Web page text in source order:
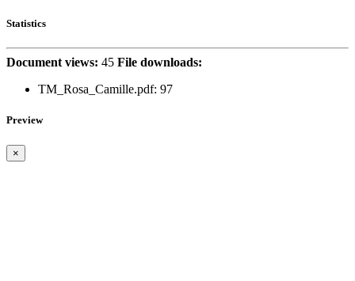
Statistics
Document views: 45 File downloads:
TM_Rosa_Camille.pdf: 97
Preview
×